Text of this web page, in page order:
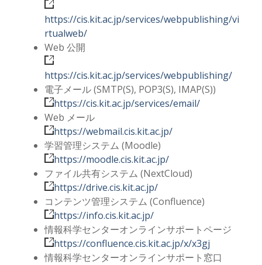
https://cis.kit.ac.jp/services/webpublishing/vi
rtualweb/
Web 公開
https://cis.kit.ac.jp/services/webpublishing/
電子メール (SMTP(S), POP3(S), IMAP(S))
https://cis.kit.ac.jp/services/email/
Web メール
https://webmail.cis.kit.ac.jp/
学習管理システム (Moodle)
https://moodle.cis.kit.ac.jp/
ファイル共有システム (NextCloud)
https://drive.cis.kit.ac.jp/
コンテンツ管理システム (Confluence)
https://info.cis.kit.ac.jp/
情報科学センターオンラインサポートページ
https://confluence.cis.kit.ac.jp/x/x3gj
情報科学センターオンラインサポート窓口